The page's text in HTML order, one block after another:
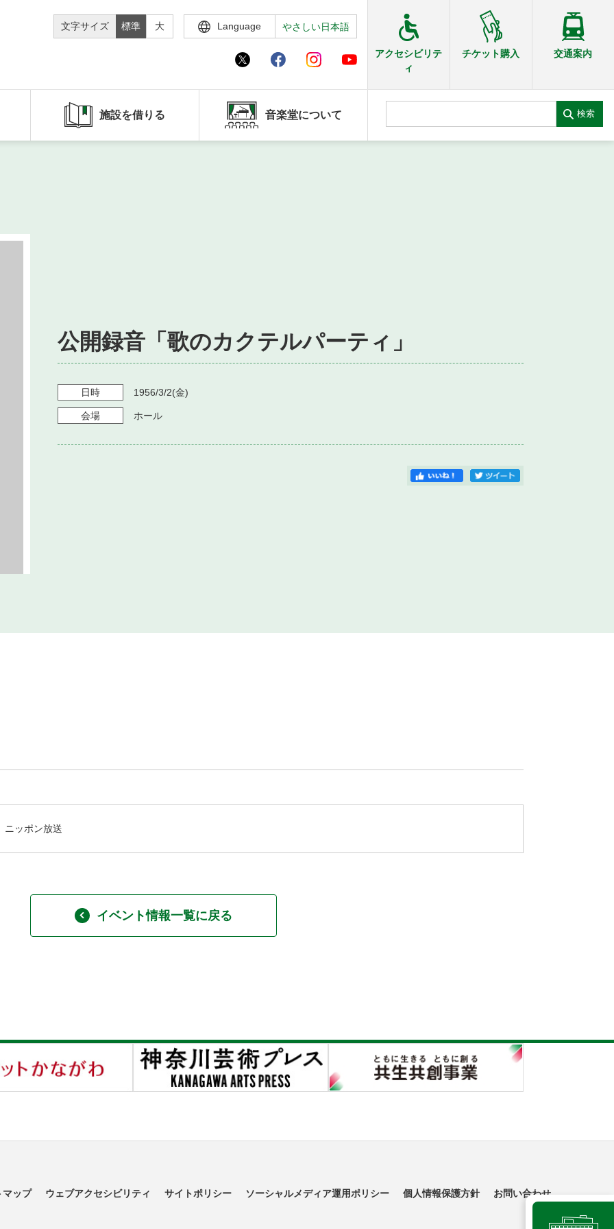
文字サイズ 標準 大 Language やさしい日本語
アクセシビリテ
ィ
チケット購入 交通案内
施設を借りる 音楽堂について 検索
公開録音「歌のカクテルパーティ」
日時 1956/3/2(金)
会場 ホール
ニッポン放送
イベント情報一覧に戻る
マップ ウェブアクセシビリティ サイトポリシー ソーシャルメディア運用ポリシー 個人情報保護方針 お問い合わせ